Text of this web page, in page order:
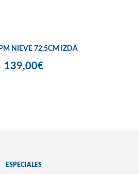
NIEVE 72,5CM IZDA
139,00€
ESPECIALES